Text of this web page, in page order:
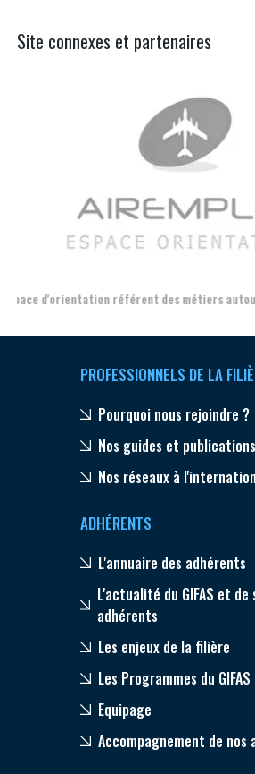
Site connexes et partenaires
Formation et l'insertion de personnes en
PROFESSIONNELS DE LA
Pourquoi nous rejoindre ?
Nos guides et publications
Nos réseaux à
ADHÉRENTS
L'annuaire des adhérents
L'actualité du GIFAS et de
adhérents
Les enjeux de la filière
Les Programmes du GIFAS
Equipage
Accompagnement de nos